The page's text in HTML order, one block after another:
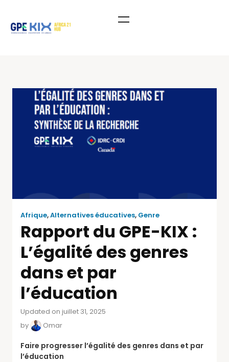
Afrique,Alternatives éducatives, Genre
Rapport du GPE-KIX :
L’égalité des genres
dans et par
l’éducation
Updated on juillet 31, 2025
by
Omar
Faire progresser l’égalité des genres dans et par
l’éducation